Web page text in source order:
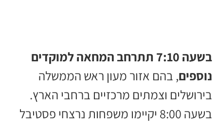
בשעה 7:10 תתרחב המחאה למוקדים
נוספים, בהם אזור מעון ראש הממשלה
בירושלים וצמתים מרכזיים ברחבי הארץ.
בשעה 8:00 יקיימו משפחות נרצחי פסטיבל